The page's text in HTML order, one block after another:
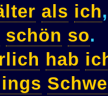
als ich
schön so.
hab